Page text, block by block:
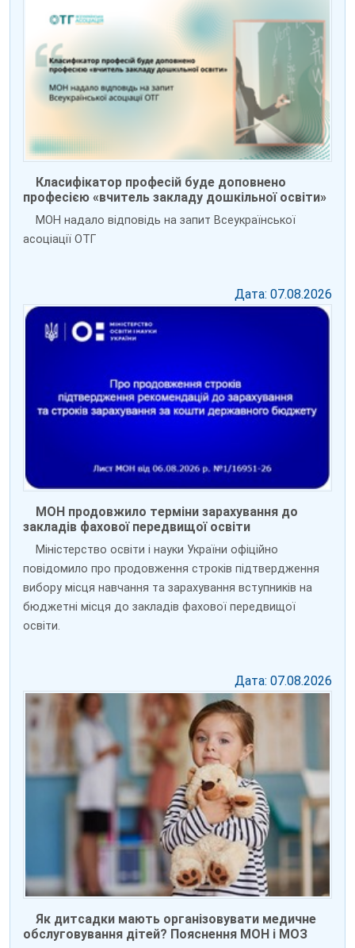
Класифікатор професій буде доповнено
професією «вчитель закладу дошкільної освіти»
МОН надало відповідь на запит Всеукраїнської
асоціації ОТГ
Дата: 07.08.2026
МОН продовжило терміни зарахування до
закладів фахової передвищої освіти
Міністерство освіти і науки України офіційно
повідомило про продовження строків підтвердження
вибору місця навчання та зарахування вступників на
бюджетні місця до закладів фахової передвищої
освіти.
Дата: 07.08.2026
Як дитсадки мають організовувати медичне
обслуговування дітей? Пояснення МОН і МОЗ